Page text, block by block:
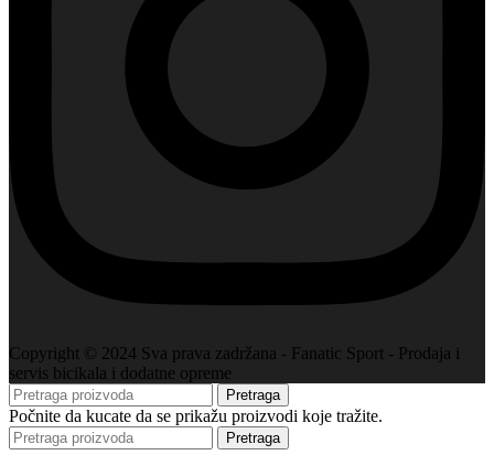
Copyright © 2024 Sva prava zadržana - Fanatic Sport - Prodaja i
servis bicikala i dodatne opreme
Pretraga
Počnite da kucate da se prikažu proizvodi koje tražite.
Pretraga